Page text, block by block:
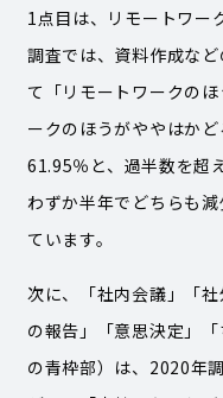
1点目は、リモートワー
調査では、資料作成な
て「リモートワークの
ークのほうがややはか
61.95％と、過半数を超
わずか半年でどちらも
ています。
次に、「社内会議」「
の報告」「意思決定」
の青枠部）は、2020年